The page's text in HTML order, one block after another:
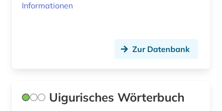
Informationen
Zur Datenbank
Uigurisches Wörterbuch